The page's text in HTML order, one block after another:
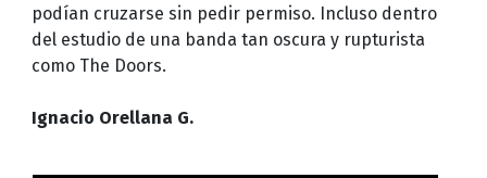
podían cruzarse sin pedir permiso. Incluso dentro
del estudio de una banda tan oscura y rupturista
como The Doors.
Ignacio Orellana G.